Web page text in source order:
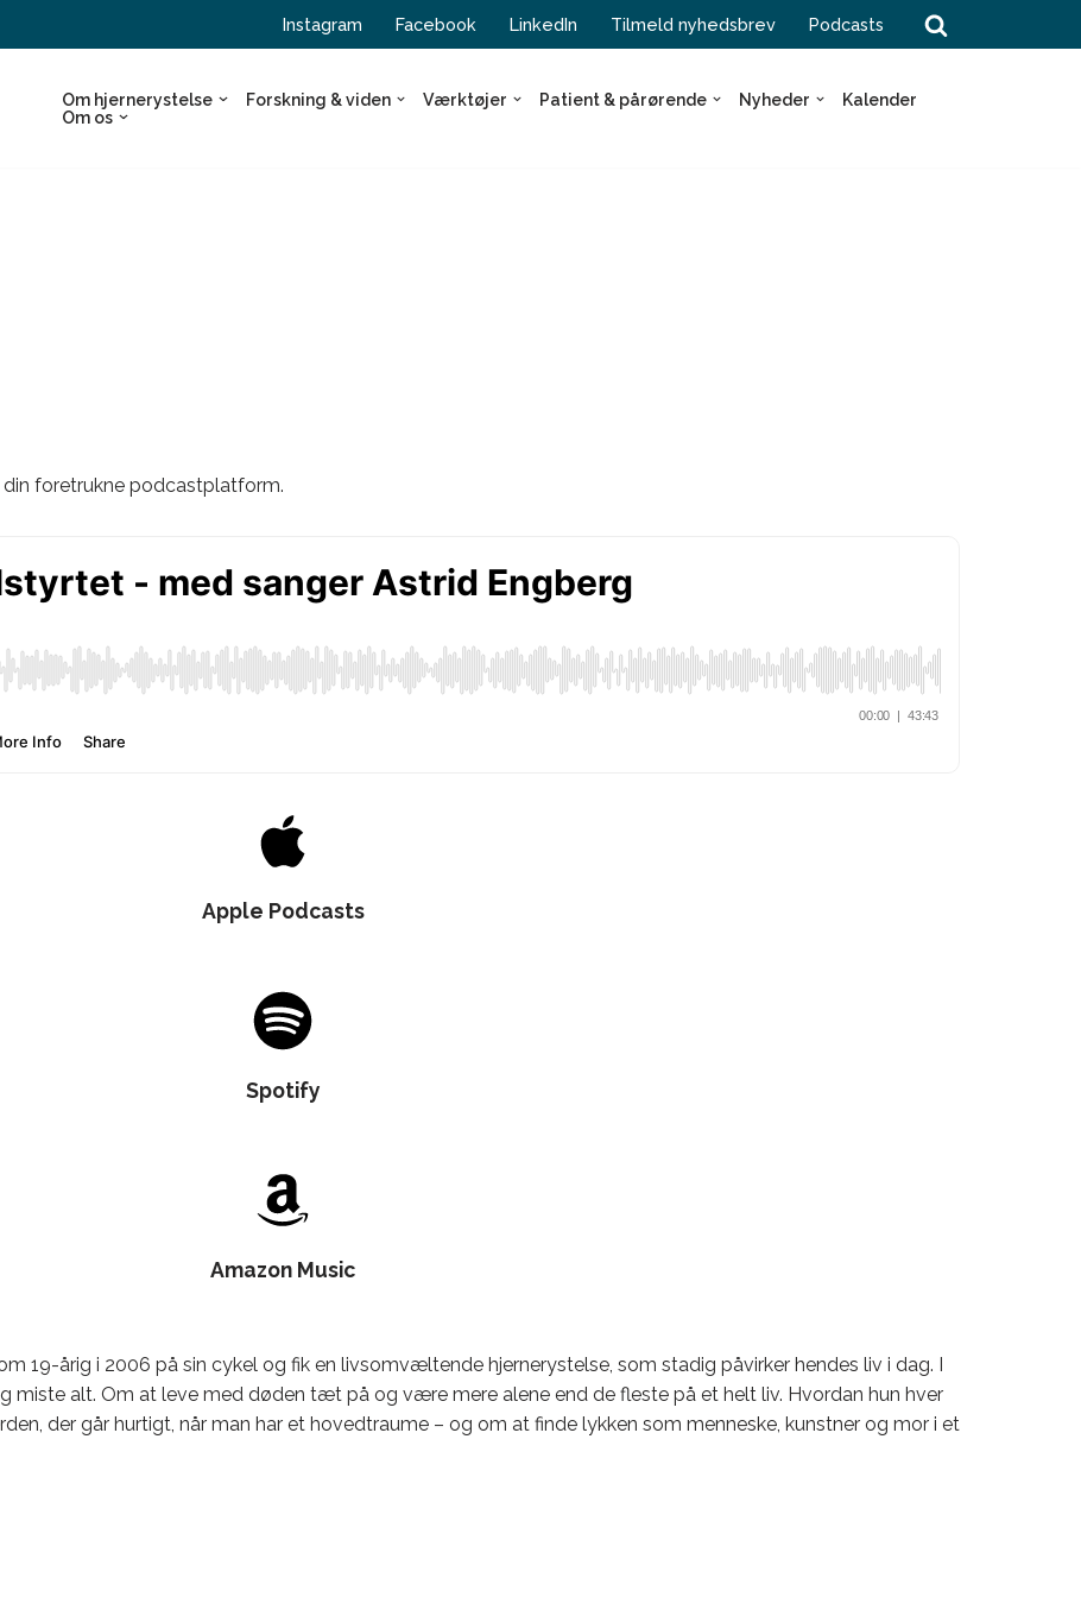
Instagram Facebook LinkedIn Tilmeld nyhedsbrev Podcasts
Om hjernerystelse Forskning & viden Værktøjer Patient & pårørende Nyheder
Kalender
Om os
foretrukne podcastplatform.
Apple Podcasts
Spotify
Amazon Music
19-årig i 2006 på sin cykel og fik en livsomvæltende hjernerystelse, som stadig påvirker hendes liv i dag. I
miste alt. Om at leve med døden tæt på og være mere alene end de fleste på et helt liv. Hvordan hun hver
der går hurtigt, når man har et hovedtraume – og om at finde lykken som menneske, kunstner og mor i et